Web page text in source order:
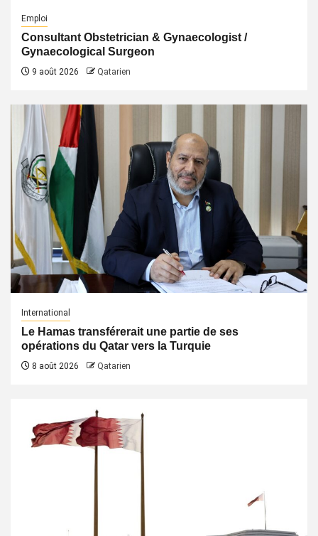
Emploi
Consultant Obstetrician & Gynaecologist /
Gynaecological Surgeon
9 août 2026 Qatarien
International
Le Hamas transférerait une partie de ses
opérations du Qatar vers la Turquie
8 août 2026 Qatarien